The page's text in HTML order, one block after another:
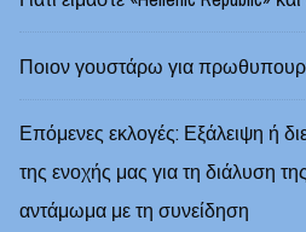
Ποιον γουστάρω για
Επόμενες εκλογές: Εξάλειψη ή
της ενοχής μας για τη διάλυση
αντάμωμα με τη συνείδηση